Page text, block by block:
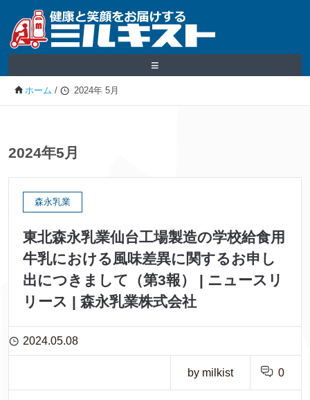
≡
ホーム / 2024年 5月
2024年5月
森永乳業
東北森永乳業仙台工場製造の学校給食用
牛乳における風味差異に関するお申し
出につきまして（第3報） | ニュースリ
リース | 森永乳業株式会社
2024.05.08
by milkist 0